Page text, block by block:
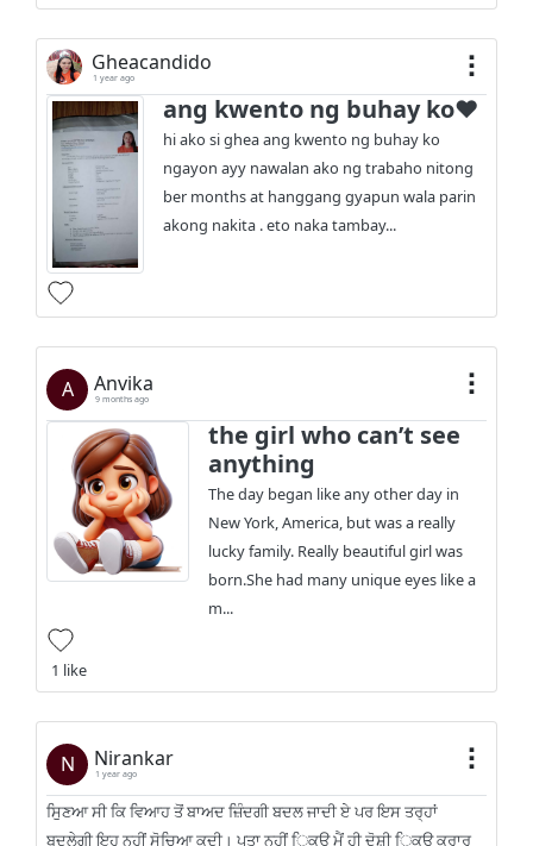
Gheacandido
1 year ago
ang kwento ng buhay ko❤️
hi ako si ghea ang kwento ng buhay ko
ngayon ayy nawalan ako ng trabaho nitong
ber months at hanggang gyapun wala parin
akong nakita . eto naka tambay...
A Anvika
9 months ago
the girl who can’t see
anything
The day began like any other day in
New York, America, but was a really
lucky family. Really beautiful girl was
born.She had many unique eyes like a
m...
1 like
N Nirankar
1 year ago
ਸੁਿਣਆ ਸੀ ਕਿ ਵਿਆਹ ਤੋਂ ਬਾਅਦ ਜ਼ਿੰਦਗੀ ਬਦਲ ਜਾਦੀ ਏ ਪਰ ਇਸ ਤਰ੍ਹਾਂ
ਬਦਲੇਗੀ ਇਹ ਨਹੀਂ ਸੋਚਿਆ ਕਦੀ। ਪਤਾ ਨਹੀਂ ਿਕੳ ਮੈਂ ਹੀ ਦੋਸ਼ੀ ਿਕਉ ਕਰਾਰ